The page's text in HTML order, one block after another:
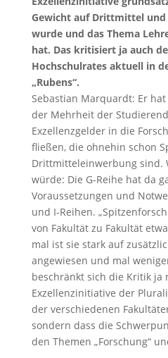
Gewicht auf Drittmittel und
wurde und das Thema
hat. Das kritisiert ja auch
Hochschulrates aktuell in
„Rubens“.
Sebastian Marquardt: Er
der Mehrheit der
Exzellenzgelder in die
fließen, die ohnehin schon
Drittmitteleinwerbung sind.
würde: Die G-Reihe hat da
Voraussetzungen und
und I-Reihen.
von Fakultät zu Fakultät
mal ist sie stark auf
angewiesen und mal
beschränkt sich die Kritik ja
Exzellenzinitiative der
der verschiedenen
sondern dass die
den Themen „Forschung“